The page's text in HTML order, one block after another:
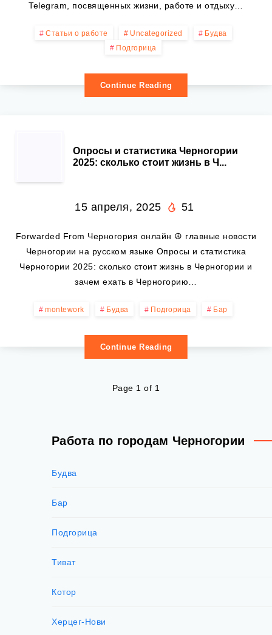
Telegram, посвященных жизни, работе и отдыху…
Статьи о работе Uncategorized
Будва
Подгорица
Continue Reading
ОПРОСЫ
И
СТАТИСТИКА
ЧЕРНОГОРИИ
2025:
СКОЛЬКО
СТОИТ
ЖИЗНЬ
Опросы и статистика Черногории
2025: сколько стоит жизнь в Ч...
15 апреля, 2025 51
Forwarded From Черногория онлайн ☮️ главные новости
Черногории на русском языке Опросы и статистика
Черногории 2025: сколько стоит жизнь в Черногории и
зачем ехать в Черногорию…
montework Будва Подгорица Бар
Continue Reading
Page 1 of 1
Работа по городам Черногории
Будва
Бар
Подгорица
Тиват
Котор
Херцег-Нови